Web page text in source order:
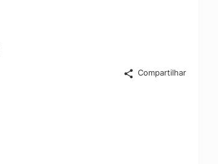
Compartilhar